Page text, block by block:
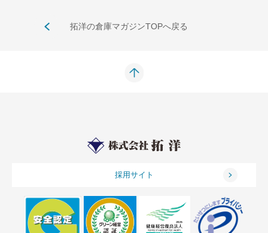
拓洋の倉庫マガジンTOPへ戻る
採用サイト